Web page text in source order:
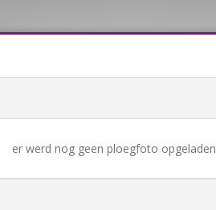
er werd nog geen ploegfoto opgeladen